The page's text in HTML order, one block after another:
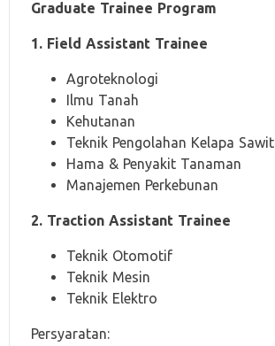
Graduate Trainee Program
1. Field Assistant Trainee
Agroteknologi
Ilmu Tanah
Kehutanan
Teknik Pengolahan Kelapa Sawit
Hama & Penyakit Tanaman
Manajemen Perkebunan
2. Traction Assistant Trainee
Teknik Otomotif
Teknik Mesin
Teknik Elektro
Persyaratan: